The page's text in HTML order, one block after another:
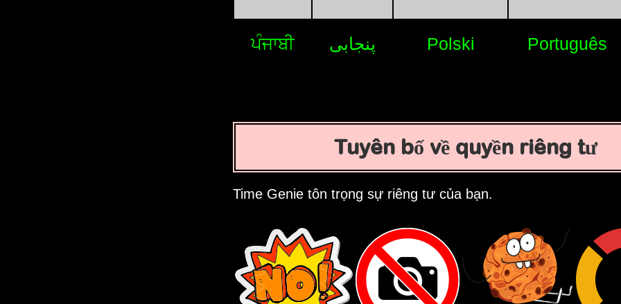
ਪੰਜਾਬੀ پنجابی Polski Português
Tuyên bố về quyền riêng tư
Time Genie tôn trọng sự riêng tư của bạn.